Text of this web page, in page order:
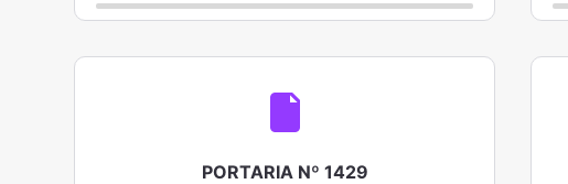
PORTARIA Nº 1429